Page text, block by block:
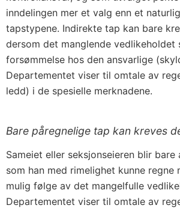
inndelingen mer et valg enn et
tapstypene. Indirekte tap kan bare
dersom det manglende vedlikeholdet
forsømmelse hos den ansvarlige
Departementet viser til omtale av
ledd) i de spesielle merknadene.
Bare påregnelige tap kan kreves
Sameiet eller seksjonseieren blir
som han med rimelighet kunne regne
mulig følge av det mangelfulle
Departementet viser til omtale av